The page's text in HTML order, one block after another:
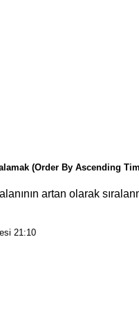
(Order By Ascending
artan olarak
21:10